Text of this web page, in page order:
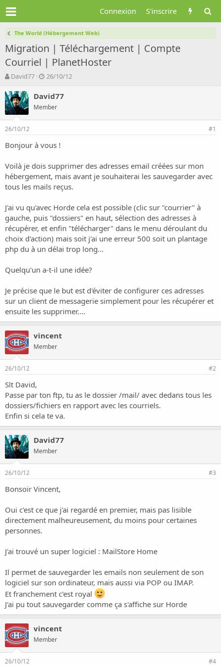
Connexion S'inscrire
The World (Hébergement Web)
Migration | Téléchargement | Compte
Courriel | PlanetHoster
A
t
e
u
r
d
l
d
i
c
s
s
i
o
n
David77
D
t
e
d
e
b
t
26/10/12
David77
Member
26/10/12 #1
Bonjour à vous !
Voilà je dois supprimer des adresses email créées sur mon
hébergement, mais avant je souhaiterai les sauvegarder avec
tous les mails reçus.
J'ai vu qu'avec Horde cela est possible (clic sur "courrier" à
gauche, puis "dossiers" en haut, sélection des adresses à
récupérer, et enfin "télécharger" dans le menu déroulant du
choix d'action) mais soit j'ai une erreur 500 soit un plantage
php du à un délai trop long...
Quelqu'un a-t-il une idée?
Je précise que le but est d'éviter de configurer ces adresses
sur un client de messagerie simplement pour les récupérer et
ensuite les supprimer....
vincent
Member
26/10/12 #2
Slt David,
Passe par ton ftp, tu as le dossier /mail/ avec dedans tous les
dossiers/fichiers en rapport avec les courriels.
Enfin si cela te va.
David77
Member
26/10/12 #3
Bonsoir Vincent,
Oui c'est ce que j'ai regardé en premier, mais pas lisible
directement malheureusement, du moins pour certaines
personnes.
J'ai trouvé un super logiciel : MailStore Home
Il permet de sauvegarder les emails non seulement de son
logiciel sur son ordinateur, mais aussi via POP ou IMAP.
Et franchement c'est royal
J'ai pu tout sauvegarder comme ça s'affiche sur Horde
vincent
Member
26/10/12 #4